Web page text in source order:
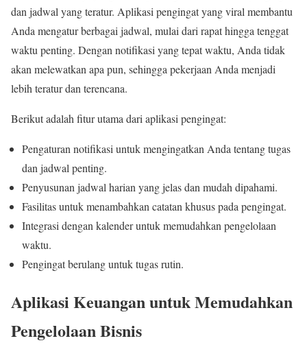
dan jadwal yang teratur. Aplikasi pengingat yang viral membantu
Anda mengatur berbagai jadwal, mulai dari rapat hingga tenggat
waktu penting. Dengan notifikasi yang tepat waktu, Anda tidak
akan melewatkan apa pun, sehingga pekerjaan Anda menjadi
lebih teratur dan terencana.
Berikut adalah fitur utama dari aplikasi pengingat:
Pengaturan notifikasi untuk mengingatkan Anda tentang tugas
dan jadwal penting.
Penyusunan jadwal harian yang jelas dan mudah dipahami.
Fasilitas untuk menambahkan catatan khusus pada pengingat.
Integrasi dengan kalender untuk memudahkan pengelolaan
waktu.
Pengingat berulang untuk tugas rutin.
Aplikasi Keuangan untuk Memudahkan
Pengelolaan Bisnis